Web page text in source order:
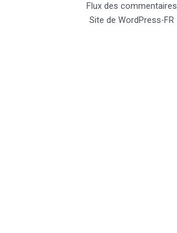
Flux des commentaires
Site de WordPress-FR